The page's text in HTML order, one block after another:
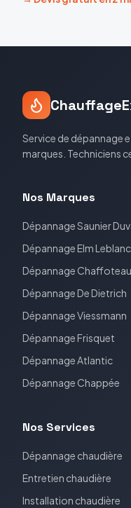
Service de dépannage
marques. Techniciens
Nos Marques
DépannageSaunier
DépannageElm Leblanc
Dépannage
DépannageDe Dietrich
DépannageViessmann
DépannageFrisquet
DépannageAtlantic
Dépannage Chappée
Nos Services
Dépannage chaudière
Entretien chaudière
Installation chaudière